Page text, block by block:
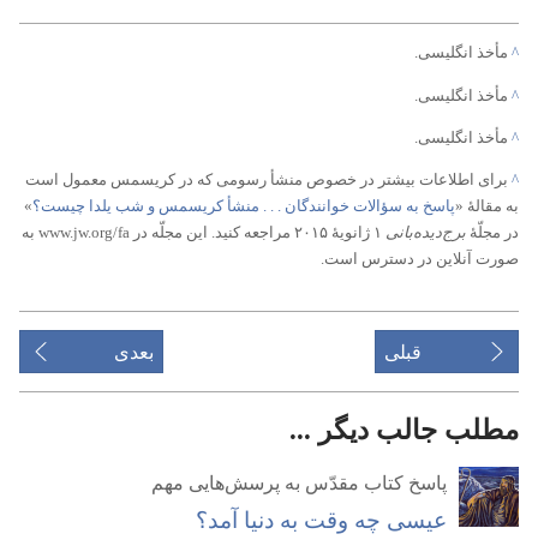
^ مأخذ انگلیسی.‏
^ مأخذ انگلیسی.‏
^ مأخذ انگلیسی.‏
^ برای اطلاعات بیشتر در خصوص منشأ رسومی که در کریسمس معمول است
به مقالهٔ «‏پاسخ به سؤالات خوانندگان .‏ .‏ .‏ منشأ کریسمس و شب یلدا چیست؟‏‏»
در مجلّهٔ برج‌دیده‌بانی
۱ ژانویهٔ ۲۰۱۵ مراجعه کنید.‏ این مجلّه در www.jw.org/fa به
صورت آنلاین در دسترس است.‏
قبلی بعدی
مطلب جالب دیگر ...
پاسخ کتاب مقدّس به پرسش‌هایی مهم
عیسی چه وقت به دنیا آمد؟‏